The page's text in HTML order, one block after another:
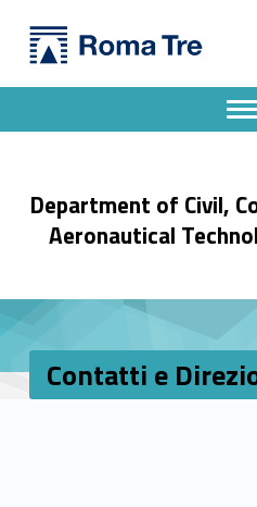
Contatti e Direzione - Dipartimento di Ingegneria Civile, Informatica e delle Tecnologie Aeronautiche
Department of Civil,
Aeronautical
Header info sidebar
Contatti e